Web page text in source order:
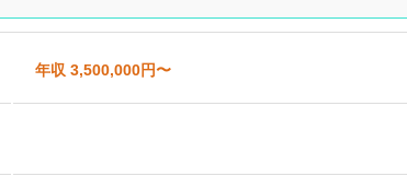
年収 3,500,000円〜